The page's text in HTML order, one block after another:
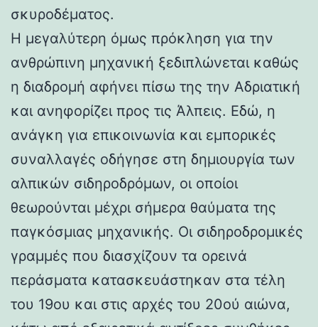
σκυροδέματος.
Η μεγαλύτερη όμως πρόκληση για την
ανθρώπινη μηχανική ξεδιπλώνεται καθώς
η διαδρομή αφήνει πίσω της την Αδριατική
και ανηφορίζει προς τις Άλπεις. Εδώ, η
ανάγκη για επικοινωνία και εμπορικές
συναλλαγές οδήγησε στη δημιουργία των
αλπικών σιδηροδρόμων, οι οποίοι
θεωρούνται μέχρι σήμερα θαύματα της
παγκόσμιας μηχανικής. Οι σιδηροδρομικές
γραμμές που διασχίζουν τα ορεινά
περάσματα κατασκευάστηκαν στα τέλη
του 19ου και στις αρχές του 20ού αιώνα,